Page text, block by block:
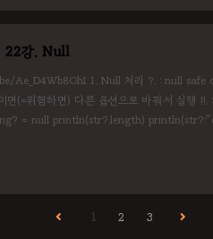
22강. Null
Ae_D4Wb8OhI 1. Null 처리 ?. : null
(=위험하면) 다른 옵션으로 바꿔서 실행
= null println(str?.length)
null assertion operator..
1 2 3